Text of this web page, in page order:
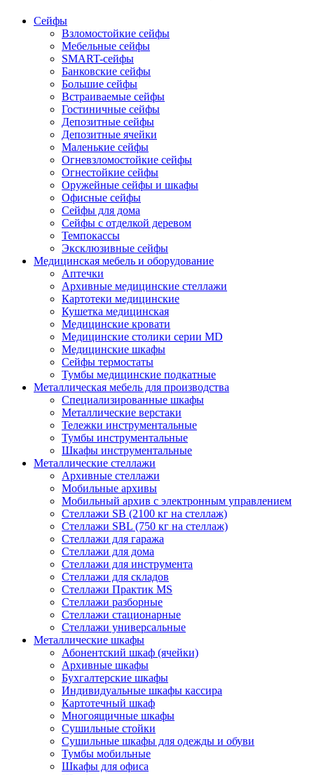
Сейфы
Взломостойкие сейфы
Мебельные сейфы
SMART-сейфы
Банковские сейфы
Большие сейфы
Встраиваемые сейфы
Гостиничные сейфы
Депозитные сейфы
Депозитные ячейки
Маленькие сейфы
Огневзломостойкие сейфы
Огнестойкие сейфы
Оружейные сейфы и шкафы
Офисные сейфы
Сейфы для дома
Сейфы с отделкой деревом
Темпокассы
Эксклюзивные сейфы
Медицинская мебель и оборудование
Аптечки
Архивные медицинские стеллажи
Картотеки медицинские
Кушетка медицинская
Медицинские кровати
Медицинские столики серии MD
Медицинские шкафы
Сейфы термостаты
Тумбы медицинские подкатные
Металлическая мебель для производства
Cпециализированные шкафы
Металлические верстаки
Тележки инструментальные
Тумбы инструментальные
Шкафы инструментальные
Металлические стеллажи
Архивные стеллажи
Мобильные архивы
Мобильный архив с электронным управлением
Стеллажи SB (2100 кг на стеллаж)
Стеллажи SBL (750 кг на стеллаж)
Стеллажи для гаража
Стеллажи для дома
Стеллажи для инструмента
Стеллажи для складов
Стеллажи Практик MS
Стеллажи разборные
Стеллажи стационарные
Стеллажи универсальные
Металлические шкафы
Абонентский шкаф (ячейки)
Архивные шкафы
Бухгалтерские шкафы
Индивидуальные шкафы кассира
Картотечный шкаф
Многоящичные шкафы
Сушильные стойки
Сушильные шкафы для одежды и обуви
Тумбы мобильные
Шкафы для офиса